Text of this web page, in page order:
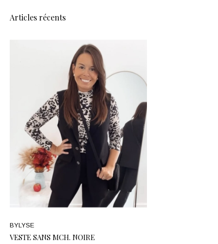
Articles récents
BYLYSE
VESTE SANS MCH. NOIRE